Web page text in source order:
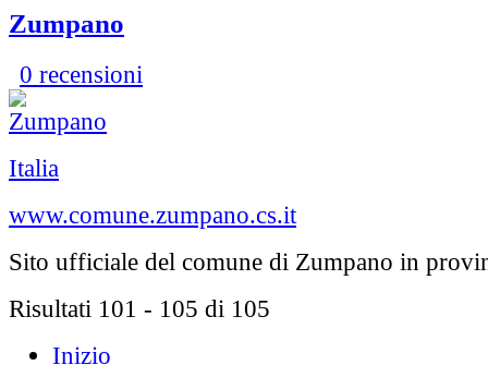
Zumpano
0 recensioni
Italia
www.comune.zumpano.cs.it
Sito ufficiale del comune di Zumpano in
Risultati 101 - 105 di 105
Inizio